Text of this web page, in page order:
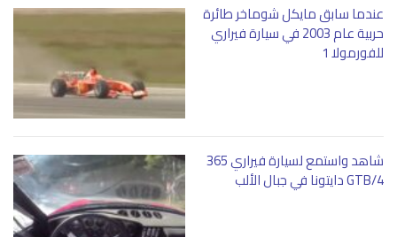
عندما سابق مايكل شوماخر طائرة
حربية عام 2003 في سيارة فيراري
للفورمولا 1
شاهد واستمع لسيارة فيراري 365
GTB/4 دايتونا في جبال الألب